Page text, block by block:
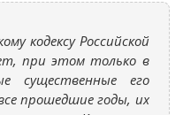
кодексу Российской
при этом только в
существенные его
прошедшие годы, их